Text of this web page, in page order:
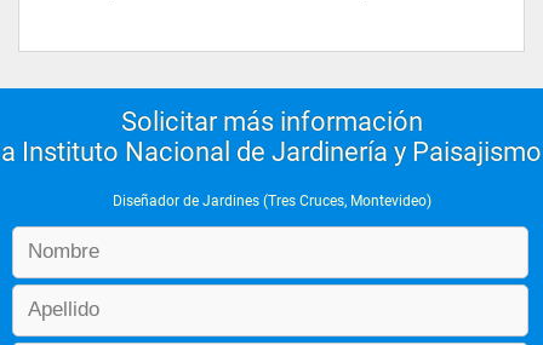
Solicitar más información
a Instituto Nacional de Jardinería y Paisajismo
Diseñador de Jardines (Tres Cruces, Montevideo)